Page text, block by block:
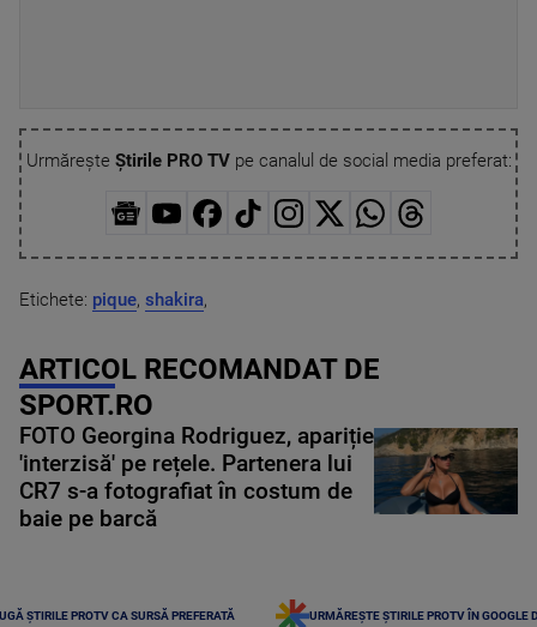
Urmărește Știrile PRO TVpe canalul de social media preferat:
Etichete: pique, shakira,
ARTICOL RECOMANDAT DE
SPORT.RO
FOTO Georgina Rodriguez, apariție
'interzisă' pe rețele. Partenera lui
CR7 s-a fotografiat în costum de
baie pe barcă
ȘTIRILE PROTV CA SURSĂ PREFERATĂ URMĂREȘTE ȘTIRILE PROTV ÎN GOOGLE